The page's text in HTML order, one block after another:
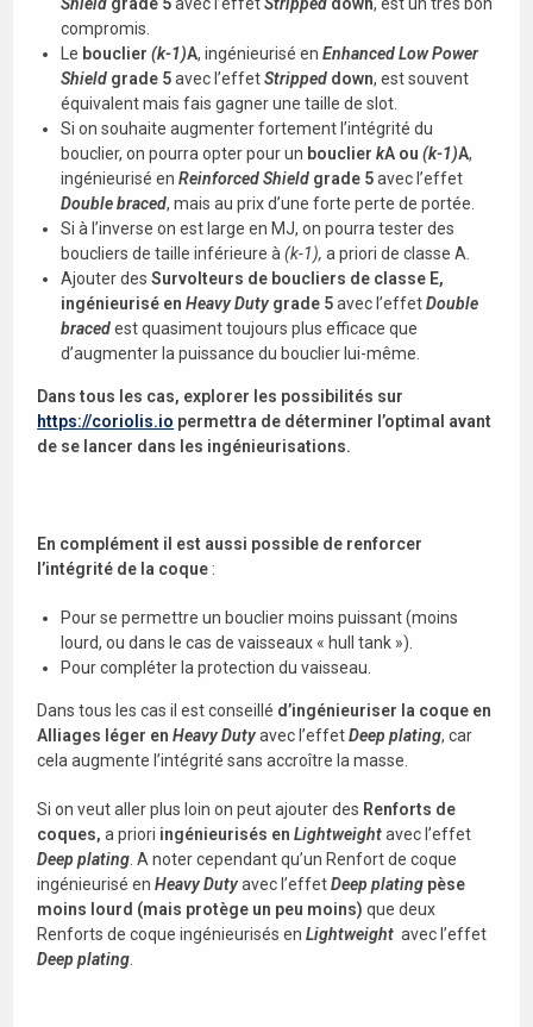
compromis.
Le bouclier(k-1)A, ingénieurisé enEnhanced Low Power
Shield grade 5avec l’effetStripped down, est souvent
équivalent mais fais gagner une taille de slot.
Si on souhaite augmenter fortement l’intégrité du
bouclier, on pourra opter pour un bouclierkA ou(k-1)A,
ingénieurisé enReinforced Shield grade 5avec l’effet
Double braced, mais au prix d’une forte perte de portée.
Si à l’inverse on est large en MJ, on pourra tester des
boucliers de taille inférieure à(k-1), a priori de classe A.
Ajouter desSurvolteurs de boucliers de classe E,
ingénieurisé en Heavy Duty grade 5avec l’effetDouble
bracedest quasiment toujours plus efficace que
d’augmenter la puissance du bouclier lui-même.
Dans tous les cas, explorer les possibilités sur
https://coriolis.io permettra de déterminer l’optimal avant
de se lancer dans les ingénieurisations.
En complément il est aussi possible de renforcer
l’intégrité de la coque :
Pour se permettre un bouclier moins puissant (moins
lourd, ou dans le cas de vaisseaux « hull tank »).
Pour compléter la protection du vaisseau.
Dans tous les cas il est conseillé d’ingénieuriser la coque en
Alliages léger enHeavy Dutyavec l’effetDeep plating, car
cela augmente l’intégrité sans accroître la masse.
Si on veut aller plus loin on peut ajouter des Renforts de
coques, a priori ingénieurisés enLightweightavec l’effet
Deep plating . A noter cependant qu’un Renfort de coque
ingénieurisé enHeavy Dutyavec l’effetDeep plating pèse
moins lourd (mais protège un peu moins) que deux
Renforts de coque ingénieurisés enLightweight avec l’effet
Deep plating